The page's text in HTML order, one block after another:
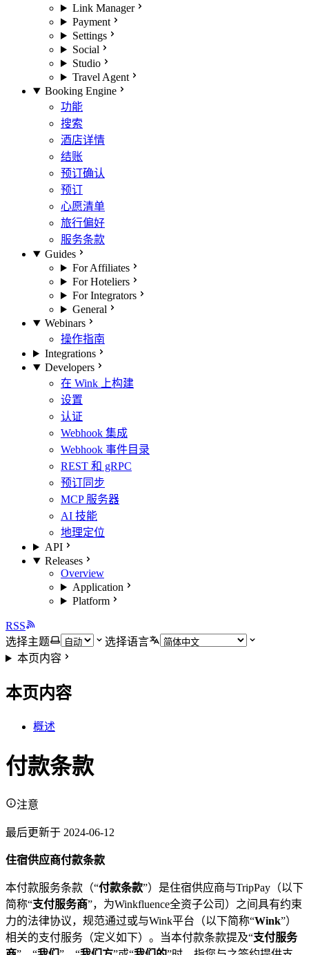
Link Manager
Payment
Settings
Social
Studio
Travel Agent
Booking Engine
功能
搜索
酒店详情
结账
预订确认
预订
心愿清单
旅行偏好
服务条款
Guides
For Affiliates
For Hoteliers
For Integrators
General
Webinars
操作指南
Integrations
Developers
在 Wink 上构建
设置
认证
Webhook 集成
Webhook 事件目录
REST 和 gRPC
预订同步
MCP 服务器
AI 技能
地理定位
API
Releases
Overview
Application
Platform
RSS
选择主题
选择语言
本页内容
本页内容
概述
付款条款
注意
最后更新于 2024-06-12
住宿供应商付款条款
本付款服务条款（“付款条款”）是住宿供应商与TripPay（以下
简称“支付服务商”，为Winkfluence全资子公司）之间具有约束
力的法律协议，规范通过或与Wink平台（以下简称“Wink”）
相关的支付服务（定义如下）。当本付款条款提及“支付服务